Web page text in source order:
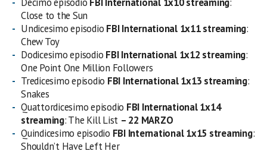
Close to the Sun
Undicesimo episodio FBIInternational 1x11 streaming:
Chew Toy
Dodicesimo episodio FBIInternational 1x12 streaming:
One Point One Million Followers
Tredicesimo episodio FBI International 1x13 streaming:
Snakes
Quattordicesimo episodio FBI International 1x14
streaming: The Kill List – 22 MARZO
Quindicesimo episodio FBI International 1x15 streaming:
Shouldn’t Have Left Her